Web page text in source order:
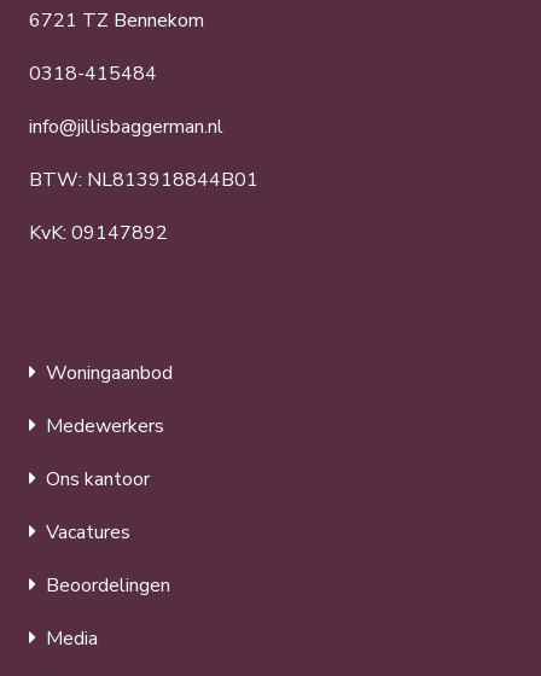
6721 TZ Bennekom
0318-415484
info@jillisbaggerman.nl
BTW: NL813918844B01
KvK: 09147892
Woningaanbod
Medewerkers
Ons kantoor
Vacatures
Beoordelingen
Media